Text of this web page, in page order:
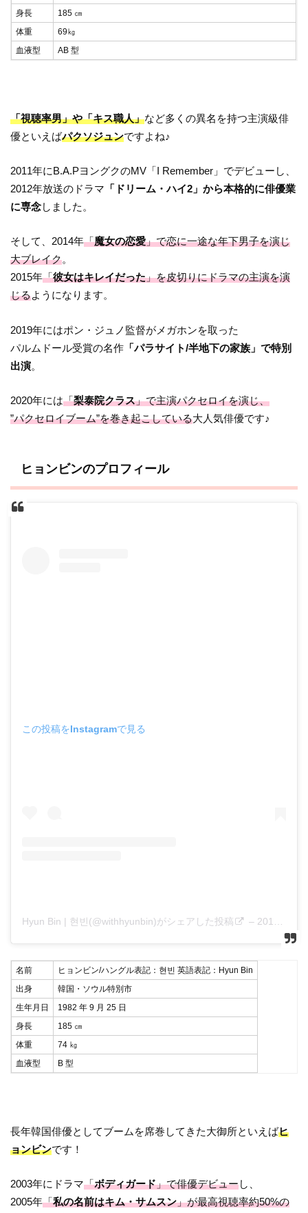
身長
185 ㎝
体重
69㎏
血液型
AB 型
「視聴率男」や「キス職人」など多くの異名を持つ主演級俳
優といえばパクソジュンですよね♪
2011年にB.A.PヨングクのMV「I Remember」でデビューし、
2012年放送のドラマ 「 ドリーム・ハイ2 」から本格的に俳優業
に専念しました。
そして、2014年「魔女の恋愛」で恋に一途な年下男子を演じ
大ブレイク。
2015年「彼女はキレイだった」を皮切りにドラマの主演を演
じるようになります。
2019年にはポン・ジュノ監督がメガホンを取った
パルムドール受賞の名作 「パラサイト/半地下の家族 」で特別
出演。
2020年には「梨泰院クラス」で主演パクセロイを演じ、
”パクセロイブーム”を巻き起こしている大人気俳優です♪
ヒョンビンのプロフィール
この投稿をInstagramで見る
Hyun Bin | 현빈(@withhyunbin)がシェアした投稿 – 2019年11月月13日午前6時45分PST
名前
ヒョンビン/ハングル表記：현빈 英語表記：Hyun Bin
出身
韓国・ソウル特別市
生年月日
1982 年 9 月 25 日
身長
185 ㎝
体重
74 ㎏
血液型
B 型
長年韓国俳優としてブームを席巻してきた大御所といえばヒ
ョンビンです！
2003年にドラマ「ボディガード」で俳優デビューし、
2005年「私の名前はキム・サムスン」が最高視聴率約50%の